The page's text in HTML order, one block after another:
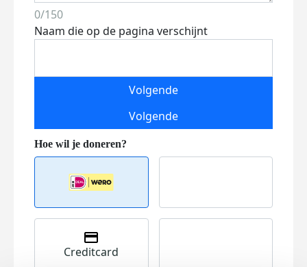
0/150
Naam die op de pagina verschijnt
Volgende
Volgende
Creditcard